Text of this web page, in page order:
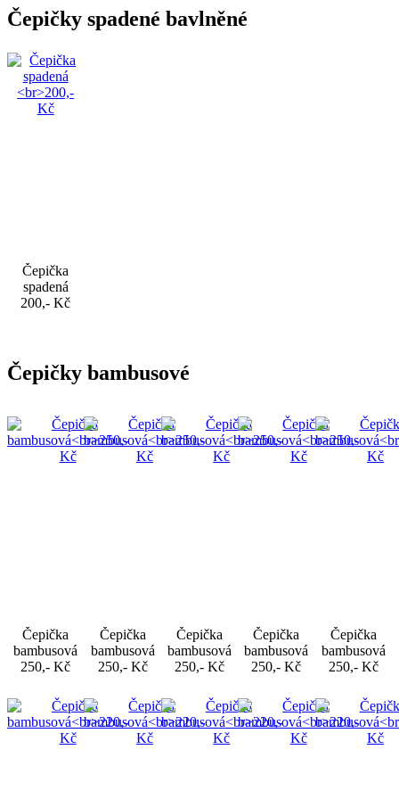
Čepičky spadené bavlněné
Čepička
spadená
200,- Kč
Čepičky bambusové
Čepička
bambusová
250,- Kč
Čepička
bambusová
250,- Kč
Čepička
bambusová
250,- Kč
Čepička
bambusová
250,- Kč
Čepička
bambusová
250,- Kč